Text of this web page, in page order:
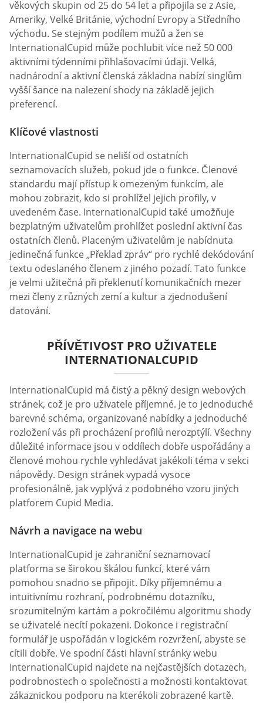
věkových skupin od 25 do 54 let a připojila se z Asie,
Ameriky, Velké Británie, východní Evropy a Středního
východu. Se stejným podílem mužů a žen se
InternationalCupid může pochlubit více než 50 000
aktivními týdenními přihlašovacími údaji. Velká,
nadnárodní a aktivní členská základna nabízí singlům
vyšší šance na nalezení shody na základě jejich
preferencí.
Klíčové vlastnosti
InternationalCupid se neliší od ostatních
seznamovacích služeb, pokud jde o funkce. Členové
standardu mají přístup k omezeným funkcím, ale
mohou zobrazit, kdo si prohlížel jejich profily, v
uvedeném čase. InternationalCupid také umožňuje
bezplatným uživatelům prohlížet poslední aktivní čas
ostatních členů. Placeným uživatelům je nabídnuta
jedinečná funkce „Překlad zpráv“ pro rychlé dekódování
textu odeslaného členem z jiného pozadí. Tato funkce
je velmi užitečná při překlenutí komunikačních mezer
mezi členy z různých zemí a kultur a zjednodušení
datování.
PŘÍVĚTIVOST PRO UŽIVATELE
INTERNATIONALCUPID
InternationalCupid má čistý a pěkný design webových
stránek, což je pro uživatele příjemné. Je to jednoduché
barevné schéma, organizované nabídky a jednoduché
rozložení vás při procházení profilů nerozptýlí. Všechny
důležité informace jsou v oddílech dobře uspořádány a
členové mohou rychle vyhledávat jakékoli téma v sekci
nápovědy. Design stránek vypadá vysoce
profesionálně, jak vyplývá z podobného vzoru jiných
platforem Cupid Media.
Návrh a navigace na webu
InternationalCupid je zahraniční seznamovací
platforma se širokou škálou funkcí, které vám
pomohou snadno se připojit. Díky příjemnému a
intuitivnímu rozhraní, podrobnému dotazníku,
srozumitelným kartám a pokročilému algoritmu shody
se uživatelé necítí pokazeni. Dokonce i registrační
formulář je uspořádán v logickém rozvržení, abyste se
cítili dobře. Ve spodní části hlavní stránky webu
InternationalCupid najdete na nejčastějších dotazech,
podrobnostech o společnosti a možnosti kontaktovat
zákaznickou podporu na kterékoli zobrazené kartě.